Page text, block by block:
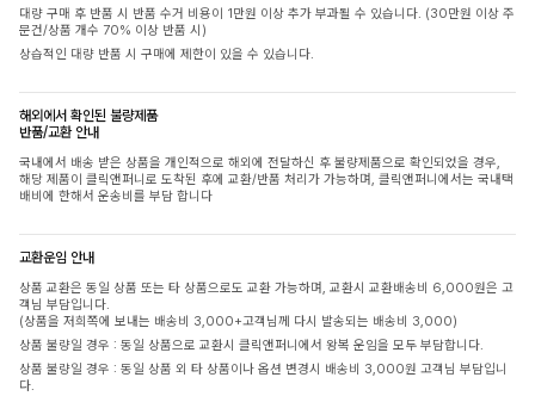
대량 구매 후 반품 시 반품 수거 비용이 1만원 이상 추가 부과될 수 있습니다. (30만원 이상 주
문건/상품 개수 70% 이상 반품 시)
상습적인 대량 반품 시 구매에 제한이 있을 수 있습니다.
해외에서 확인된 불량제품
반품/교환 안내
국내에서 배송 받은 상품을 개인적으로 해외에 전달하신 후 불량제품으로 확인되었을 경우,
해당 제품이 클릭앤퍼니로 도착된 후에 교환/반품 처리가 가능하며, 클릭앤퍼니에서는 국내택
배비에 한해서 운송비를 부담 합니다
교환운임 안내
상품 교환은 동일 상품 또는 타 상품으로도 교환 가능하며, 교환시 교환배송비 6,000원은 고
객님 부담입니다.
(상품을 저희쪽에 보내는 배송비 3,000+고객님께 다시 발송되는 배송비 3,000)
상품 불량일 경우 : 동일 상품으로 교환시 클릭앤퍼니에서 왕복 운임을 모두 부담합니다.
상품 불량일 경우 : 동일 상품 외 타 상품이나 옵션 변경시 배송비 3,000원 고객님 부담입니
다.